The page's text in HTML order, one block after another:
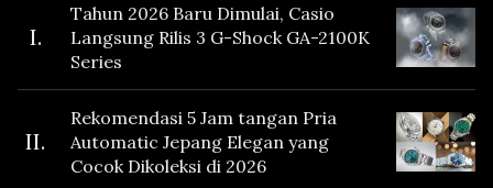
I.
Tahun 2026 Baru Dimulai, Casio
Langsung Rilis 3 G-Shock GA-2100K
Series
II.
Rekomendasi 5 Jam tangan Pria
Automatic Jepang Elegan yang
Cocok Dikoleksi di 2026